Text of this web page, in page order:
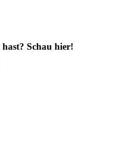
Schau hier!